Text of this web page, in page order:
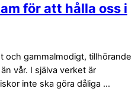
för att hålla oss i
och gammalmodigt, tillhörande
vår. I själva verket är
inte ska göra dåliga ...